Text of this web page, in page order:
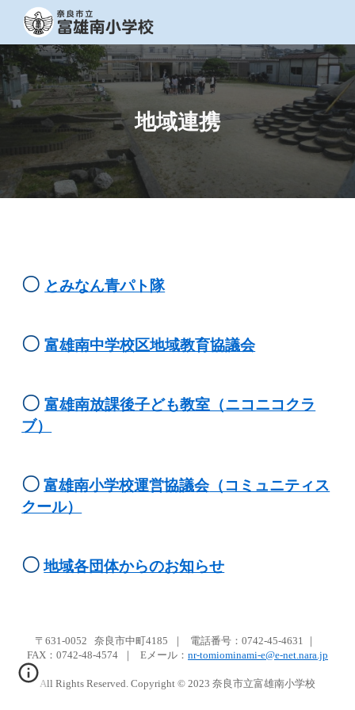
Skip to main content
地域連携
〇 とみなん青パト隊
〇富雄南中学校区地域教育協議会
〇富雄南放課後子ども教室（ニコニコクラ
ブ）
〇 富雄南小学校運営協議会（コミュニティス
クール）
〇 地域各団体からのお知らせ
〒631-0052 奈良市中町4185 ｜ 電話番号：0742-45-4631 ｜
FAX： 0742-48-4574 ｜ Eメール ： nr-tomiominami-e@e-net.nara.jp
All Rights Reserved. Copyright © 2023 奈良市立富雄南小学校